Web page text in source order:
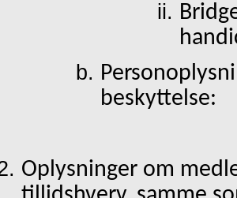
beskyttelse:
Oplysninger om